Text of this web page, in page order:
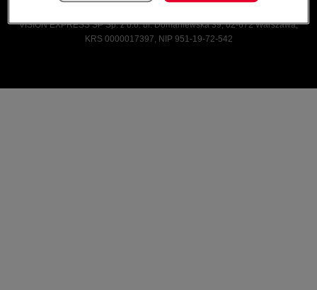
VISION EXPRESS SP Sp. z o.o. ul. Domaniewska 39, 02-672 Warszawa,
KRS 0000017397, NIP 951-19-72-542